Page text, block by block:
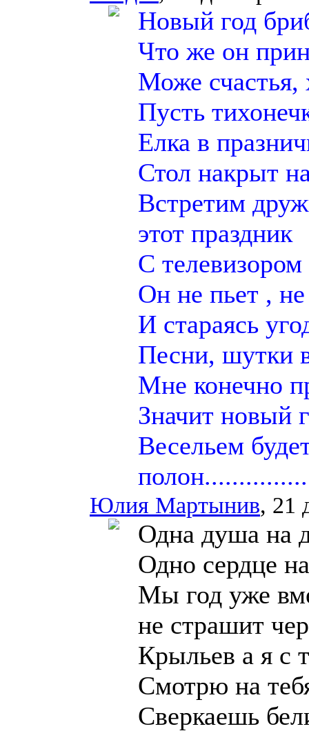
Новый год
Что же он
Може счастья,
Пусть
Елка в
Стол накрыт
Встретим
этот праздник
С
Он не пьет ,
И стараясь
Песни, шутки
Мне конечно
Значит новый
Весельем
Юлия Мартынив, 21
Одна душа на
Одно сердце
Мы год уже
не страшит
Крыльев а я с
Смотрю на
Сверкаешь